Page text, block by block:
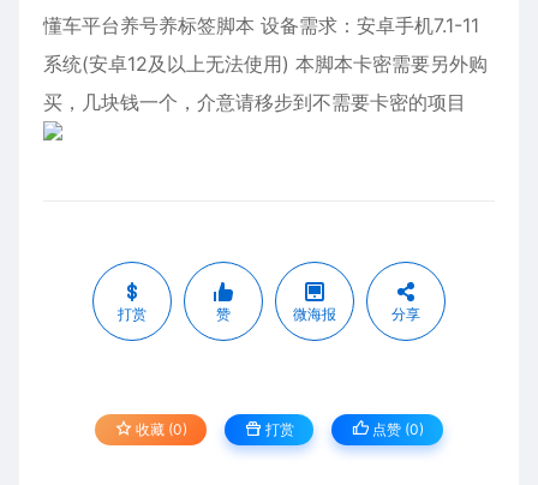
懂车平台养号养标签脚本 设备需求：安卓手机7.1-11
系统(安卓12及以上无法使用) 本脚本卡密需要另外购
买，几块钱一个，介意请移步到不需要卡密的项目
打赏 赞 微海报 分享
收藏 (0) 打赏 点赞 (0)